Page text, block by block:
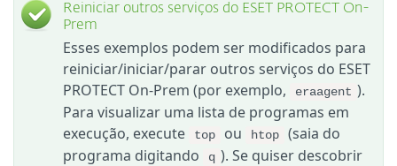
Reiniciar outros serviços do ESET PROTECT On-
Prem
Esses exemplos podem ser modificados para
reiniciar/iniciar/parar outros serviços do ESET
PROTECT On-Prem (por exemplo,
eraagent ).
Para visualizar uma lista de programas em
execução, execute
top ou htop
(saia do
programa digitando
q ). Se quiser descobrir